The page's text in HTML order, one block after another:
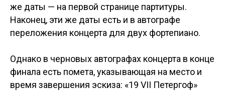
же даты — на первой странице партитуры.
Наконец, эти же даты есть и в автографе
переложения концерта для двух фортепиано.
Однако в черновых автографах концерта в конце
финала есть помета, указывающая на место и
время завершения эскиза: «19 VII Петергоф»